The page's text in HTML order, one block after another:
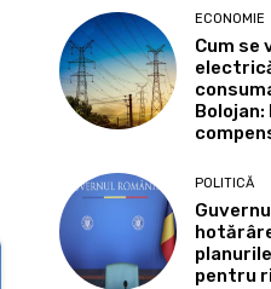
ECONOMIE
Cum se
Bolojan:
POLITICĂ
pentru